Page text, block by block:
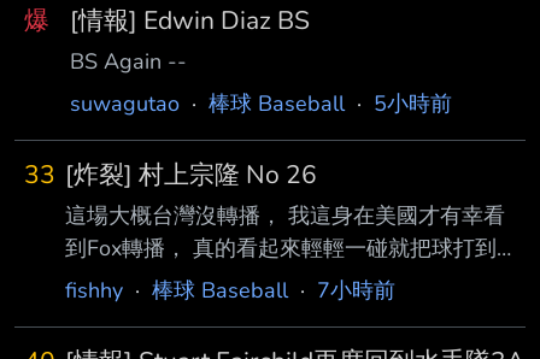
爆 [情報] Edwin Diaz BS
BS Again --
suwagutao · 棒球 Baseball· 5小時前
33 [炸裂] 村上宗隆 No 26
這場大概台灣沒轉播， 我這身在美國才有幸看
到Fox轉播， 真的看起來輕輕一碰就把球打到左
外野標竿！ --
fishhy · 棒球 Baseball· 7小時前